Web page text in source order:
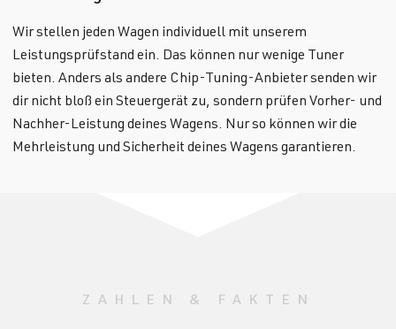
Wir stellen jeden Wagen individuell mit unserem
Leistungsprüfstand ein. Das können nur wenige Tuner
bieten. Anders als andere Chip-Tuning-Anbieter senden wir
dir nicht bloß ein Steuergerät zu, sondern prüfen Vorher- und
Nachher-Leistung deines Wagens. Nur so können wir die
Mehrleistung und Sicherheit deines Wagens garantieren.
ZAHLEN & FAKTEN